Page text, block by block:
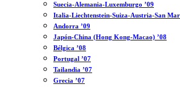
Suecia-Alemania-Luxemburgo ’09
Italia-Liechtenstein-Suiza-Austria-San
Andorra ’09
Japón-China (Hong Kong-Macao) ’08
Bélgica ’08
Portugal ’07
Tailandia ’07
Grecia ’07